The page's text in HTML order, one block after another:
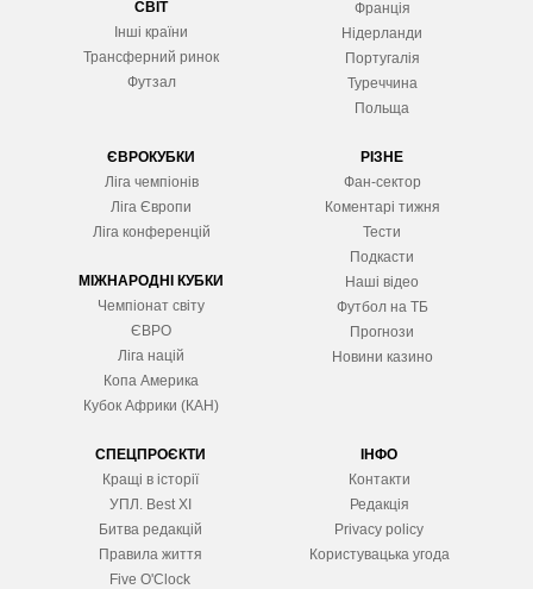
СВІТ
Інші країни
Трансферний ринок
Футзал
Франція
Нідерланди
Португалія
Туреччина
Польща
ЄВРОКУБКИ
Ліга чемпіонів
Ліга Європи
Ліга конференцій
МІЖНАРОДНІ КУБКИ
Чемпіонат світу
ЄВРО
Ліга націй
Копа Америка
Кубок Африки (КАН)
РІЗНЕ
Фан-сектор
Коментарі тижня
Тести
Подкасти
Наші відео
Футбол на ТБ
Прогнози
Новини казино
СПЕЦПРОЄКТИ
Кращі в історії
УПЛ. Best XІ
Битва редакцій
Правила життя
Five O'Clock
ІНФО
Контакти
Редакція
Privacy policy
Користувацька угода